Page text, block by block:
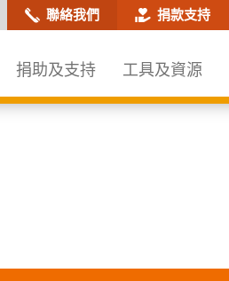
打開網站搜尋框
聯絡我們 捐款支持
捐助及支持 工具及資源